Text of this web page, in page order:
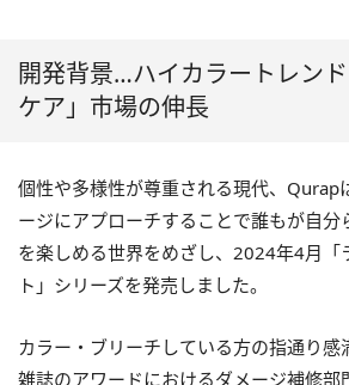
開発背景…ハイカラートレン
ケア」市場の伸長
個性や多様性が尊重される現代、Qurap
ージにアプローチすることで誰もが自分
を楽しめる世界をめざし、2024年4月「
ト」シリーズを発売しました。
カラー・ブリーチしている方の指通り
雑誌のアワードにおけるダメージ補修部